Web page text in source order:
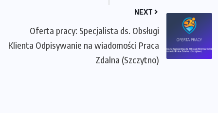
NEXT
Oferta pracy: Specjalista ds. Obsługi
Klienta Odpisywanie na wiadomości Praca
Zdalna (Szczytno)